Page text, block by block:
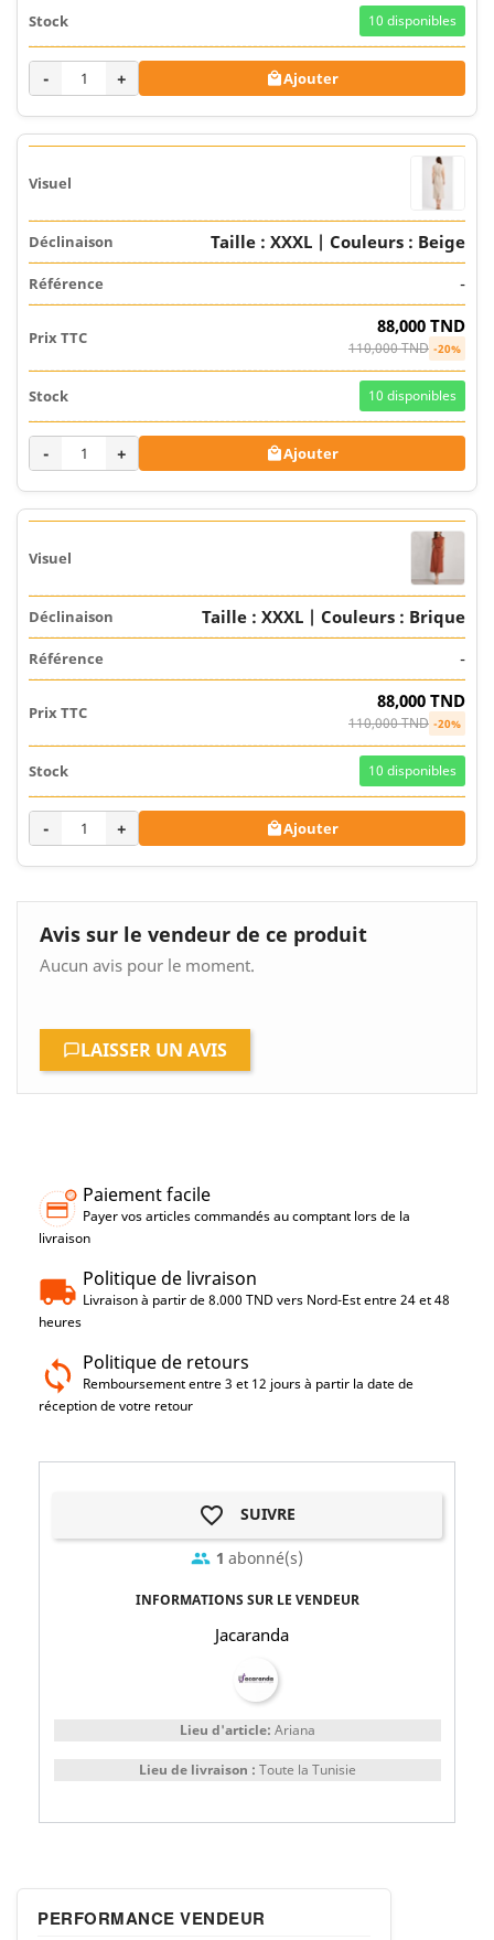
10 disponibles
- + Ajouter
Taille : XXXL | Couleurs : Beige
-
88,000 TND
110,000 TND -20%
10 disponibles
- + Ajouter
Taille : XXXL | Couleurs : Brique
-
88,000 TND
110,000 TND -20%
10 disponibles
- + Ajouter
Avis sur le vendeur de ce produit
Aucun avis pour le moment.
LAISSER UN AVIS
Paiement facile
Payer vos articles commandés au comptant lors de la
livraison
Politique de livraison
Livraison à partir de 8.000 TND vers Nord-Est entre 24 et 48
heures
Politique de retours
Remboursement entre 3 et 12 jours à partir la date de
réception de votre retour
favorite_border SUIVRE
group 1 abonné(s)
INFORMATIONS SUR LE VENDEUR
Jacaranda
Lieu d'article: Ariana
Lieu de livraison : Toute la Tunisie
PERFORMANCE VENDEUR